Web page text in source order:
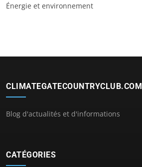
Énergie et environnement
CLIMATEGATECOUNTRYCLUB.COM
Blog d'actualités et d'informations
CATÉGORIES